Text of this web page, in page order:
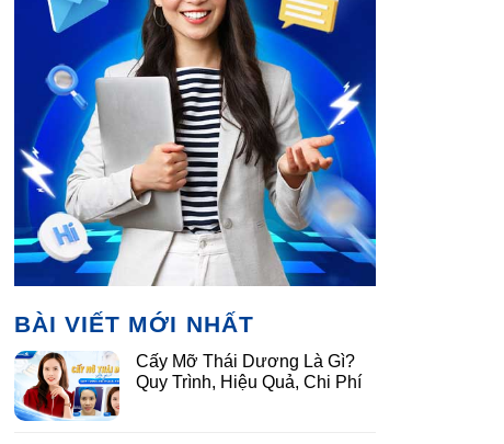
BÀI VIẾT MỚI NHẤT
Cấy Mỡ Thái Dương Là Gì?
Quy Trình, Hiệu Quả, Chi Phí